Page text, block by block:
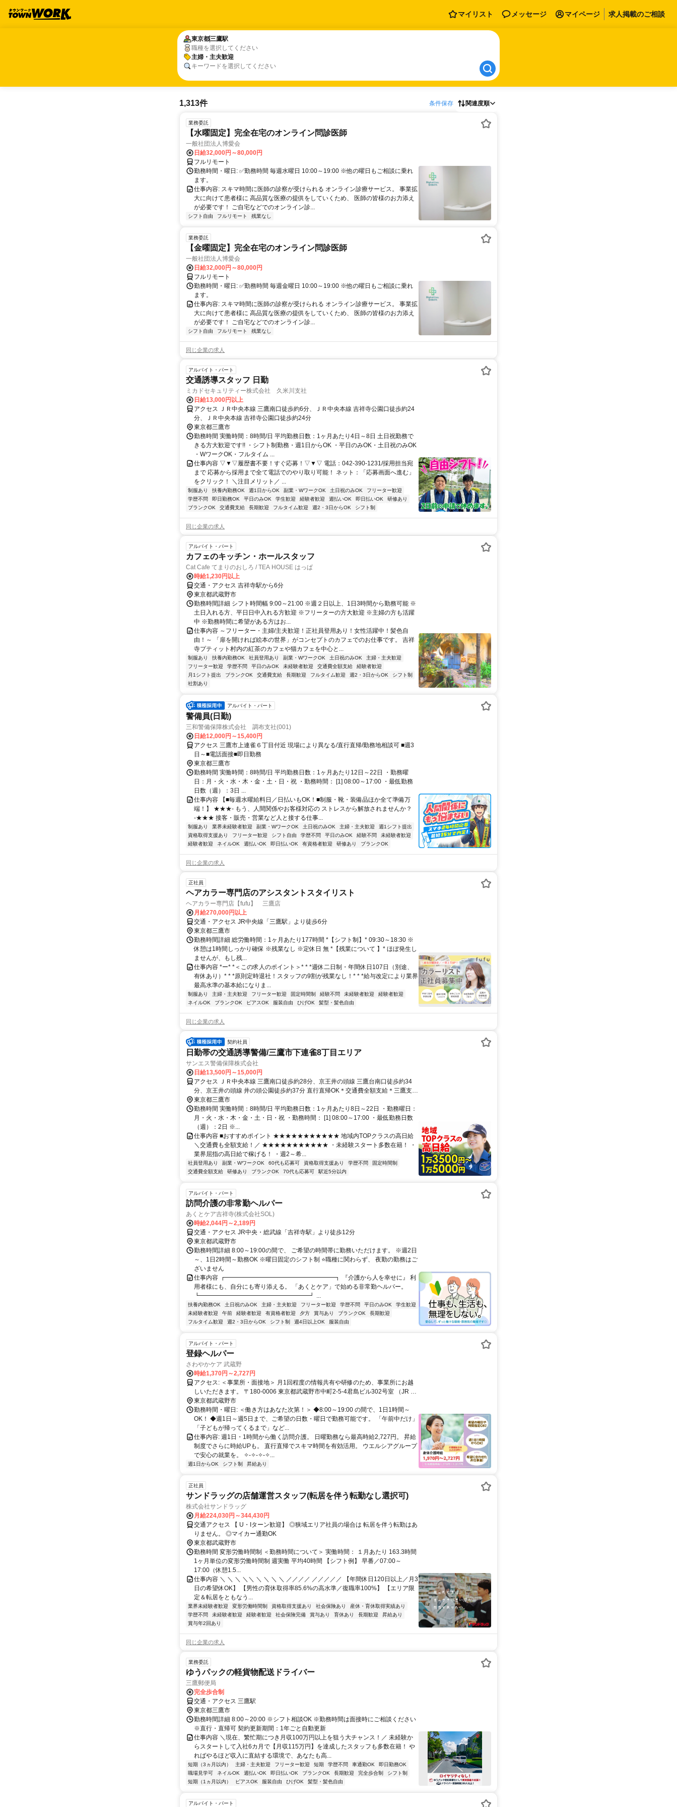
マイリスト メッセージ マイページ 求人掲載のご相談
東京都三鷹駅
職種を選択してください
主婦・主夫歓迎
キーワードを選択してください
東京都三鷹駅
主婦・主夫歓迎
1,313件 条件保存 関連度順
業務委託
【水曜固定】完全在宅のオンライン問診医師
一般社団法人博愛会
日給32,000円～80,000円
フルリモート
勤務時間・曜日: ✅勤務時間 毎週水曜日 10:00～19:00 ※他の曜日もご相談に乗れ
ます。
仕事内容: スキマ時間に医師の診察が受けられる オンライン診療サービス。 事業拡
大に向けて患者様に 高品質な医療の提供をしていくため、 医師の皆様のお力添え
が必要です！ ご自宅などでのオンライン診...
シフト自由 フルリモート 残業なし
業務委託
【金曜固定】完全在宅のオンライン問診医師
一般社団法人博愛会
日給32,000円～80,000円
フルリモート
勤務時間・曜日: ✅勤務時間 毎週金曜日 10:00～19:00 ※他の曜日もご相談に乗れ
ます。
仕事内容: スキマ時間に医師の診察が受けられる オンライン診療サービス。 事業拡
大に向けて患者様に 高品質な医療の提供をしていくため、 医師の皆様のお力添え
が必要です！ ご自宅などでのオンライン診...
シフト自由 フルリモート 残業なし
同じ企業の求人
アルバイト・パート
交通誘導スタッフ 日勤
ミカドセキュリティー株式会社 久米川支社
日給13,000円以上
アクセス ＪＲ中央本線 三鷹南口徒歩約6分、ＪＲ中央本線 吉祥寺公園口徒歩約24
分、ＪＲ中央本線 吉祥寺公園口徒歩約24分
東京都三鷹市
勤務時間 実働時間：8時間/日 平均勤務日数：1ヶ月あたり4日～8日 土日祝勤務で
きる方大歓迎です!! ・シフト制勤務・週1日からOK ・平日のみOK・土日祝のみOK
・WワークOK・フルタイム ...
仕事内容 ▽▼▽履歴書不要！すぐ応募！▽▼▽ 電話：042-390-1231/採用担当宛
まで 応募から採用まで全て電話でのやり取り可能！ ネット：「応募画面へ進む」
をクリック！ ＼注目メリット／ ...
制服あり 扶養内勤務OK 週1日からOK 副業・WワークOK 土日祝のみOK
フリーター歓迎
学歴不問
即日勤務OK 平日のみOK 学生歓迎 経験者歓迎 週払いOK 即日払いOK
研修あり
ブランクOK
交通費支給 長期歓迎 フルタイム歓迎 週2・3日からOK シフト制
同じ企業の求人
アルバイト・パート
カフェのキッチン・ホールスタッフ
Cat Cafe てまりのおしろ / TEA HOUSE はっぱ
時給1,230円以上
交通・アクセス 吉祥寺駅から6分
東京都武蔵野市
勤務時間詳細 シフト時間幅 9:00～21:00 ※週２日以上、1日3時間から勤務可能 ※
土日入れる方、平日日中入れる方歓迎 ※フリーターの方大歓迎 ※主婦の方も活躍
中 ※勤務時間に希望がある方はお...
仕事内容 ～フリーター・主婦/主夫歓迎！正社員登用あり！女性活躍中！髪色自
由！～ 「扉を開ければ絵本の世界」がコンセプトのカフェでのお仕事です。 吉祥
寺プティット村内の紅茶のカフェや猫カフェを中心と...
制服あり 扶養内勤務OK 社員登用あり 副業・WワークOK 土日祝のみOK
主婦・主夫歓迎
フリーター歓迎
学歴不問 平日のみOK 未経験者歓迎 交通費全額支給
経験者歓迎
月1シフト提出
ブランクOK 交通費支給 長期歓迎 フルタイム歓迎 週2・3日からOK
シフト制
社割あり
アルバイト・パート
警備員(日勤)
三和警備保障株式会社 調布支社(001)
日給12,000円～15,400円
アクセス 三鷹市上連雀６丁目付近 現場により異なる/直行直帰/勤務地相談可 ■週3
日～■電話面接■即日勤務
東京都三鷹市
勤務時間 実働時間：8時間/日 平均勤務日数：1ヶ月あたり12日～22日 ・勤務曜
日：月・火・水・木・金・土・日・祝 ・勤務時間： [1] 08:00～17:00 ・最低勤務
日数（週）：3日 ...
仕事内容 【■毎週水曜給料日／日払いもOK！■制服・靴・装備品ほか全て準備万
端！】 ★★★- もう、人間関係やお客様対応の ストレスから解放されませんか？
-★★★ 接客・販売・営業など人と接する仕事...
制服あり 業界未経験者歓迎 副業・WワークOK 土日祝のみOK 主婦・主夫歓迎
週1シフト提出
資格取得支援あり
フリーター歓迎 シフト自由 学歴不問 平日のみOK 経験不問
未経験者歓迎
経験者歓迎
ネイルOK 週払いOK 即日払いOK 有資格者歓迎 研修あり ブランクOK
同じ企業の求人
正社員
ヘアカラー専門店のアシスタントスタイリスト
ヘアカラー専門店【fufu】 三鷹店
月給270,000円以上
交通・アクセス JR中央線「三鷹駅」より徒歩6分
東京都三鷹市
勤務時間詳細 総労働時間：1ヶ月あたり177時間 *【シフト制】* 09:30～18:30 ※
休憩は1時間しっかり確保 ※残業なし ※定休日 無 *【残業について 】* ほぼ発生し
ませんが、もし残...
仕事内容 *ー* *＜この求人のポイント＞* * *週休二日制・年間休日107日（別途、
有休あり）* * *原則定時退社！スタッフの9割が残業なし！* * *給与改定により業界
最高水準の基本給になりま...
制服あり 主婦・主夫歓迎 フリーター歓迎 固定時間制 経験不問 未経験者歓迎
経験者歓迎
ネイルOK
ブランクOK ピアスOK 服装自由 ひげOK 髪型・髪色自由
同じ企業の求人
契約社員
日勤帯の交通誘導警備/三鷹市下連雀8丁目エリア
サンエス警備保障株式会社
日給13,500円～15,000円
アクセス ＪＲ中央本線 三鷹南口徒歩約28分、京王井の頭線 三鷹台南口徒歩約34
分、京王井の頭線 井の頭公園徒歩約37分 直行直帰OK＊交通費全額支給＊三鷹支社
（「三鷹駅」北口より徒歩3分程度）※支社が複数ある為、自宅の最寄りなどお近
くの支社での面接OK！
東京都三鷹市
勤務時間 実働時間：8時間/日 平均勤務日数：1ヶ月あたり8日～22日 ・勤務曜日：
月・火・水・木・金・土・日・祝 ・勤務時間： [1] 08:00～17:00 ・最低勤務日数
（週）：2日 ※...
仕事内容 ■おすすめポイント ★★★★★★★★★★★ 地域内TOPクラスの高日給
＼交通費も全額支給！／ ★★★★★★★★★★★ ・未経験スタート多数在籍！ ・
業界屈指の高日給で稼げる！ ・週2～希...
社員登用あり 副業・WワークOK 60代も応募可 資格取得支援あり 学歴不問
固定時間制
交通費全額支給
研修あり ブランクOK 70代も応募可 駅近5分以内
アルバイト・パート
訪問介護の非常勤ヘルパー
あくとケア吉祥寺(株式会社SOL)
時給2,044円～2,189円
交通・アクセス JR中央・総武線「吉祥寺駅」より徒歩12分
東京都武蔵野市
勤務時間詳細 8:00～19:00の間で、 ご希望の時間帯に勤務いただけます。 ※週2日
～、1日2時間～勤務OK ※曜日固定のシフト制 ⭐職種に関わらず、 夜勤の勤務はご
ざいません
仕事内容 ┏━━━━━━━━━━━━━━━━━━┓ 『介護から人を幸せに』 利
用者様にも、自分にも寄り添える。 「あくとケア」で始める非常勤ヘルパー。
┗━━━━━━━━━━━━━━━━━━┛ ...
扶養内勤務OK 土日祝のみOK 主婦・主夫歓迎 フリーター歓迎 学歴不問 平日のみOK
学生歓迎
未経験者歓迎
午前 経験者歓迎 有資格者歓迎 夕方 賞与あり ブランクOK
長期歓迎
フルタイム歓迎
週2・3日からOK シフト制 週4日以上OK 服装自由
アルバイト・パート
登録ヘルパー
さわやかケア 武蔵野
時給1,370円～2,727円
アクセス: ＜事業所・面接地＞ 月1回程度の情報共有や研修のため、事業所にお越
しいただきます。 〒180-0006 東京都武蔵野市中町2-5-4君島ビル302号室 （JR 中
央線「三鷹駅」北口より徒歩6分）
東京都武蔵野市
勤務時間・曜日: ＜働き方はあなた次第！＞ ◆8:00～19:00 の間で、1日1時間～
OK！ ◆週1日～週5日まで、ご希望の日数・曜日で勤務可能です。 「午前中だけ」
「子どもが帰ってくるまで」など...
仕事内容: 週1日・1時間から働く訪問介護。 日曜勤務なら最高時給2,727円。 昇給
制度でさらに時給UPも。 直行直帰でスキマ時間を有効活用。 ウエルシアグループ
で安心の就業を。 ✧-✧-✧-✧...
週1日からOK シフト制 昇給あり
正社員
サンドラッグの店舗運営スタッフ(転居を伴う転勤なし選択可)
株式会社サンドラッグ
月給224,030円～344,430円
交通アクセス 【 U・Iターン歓迎】 ◎狭域エリア社員の場合は 転居を伴う転勤はあ
りません。 ◎マイカー通勤OK
東京都武蔵野市
勤務時間 変形労働時間制 ＜勤務時間について＞ 実働時間： １月あたり 163.3時間
1ヶ月単位の変形労働時間制 週実働 平均40時間 【シフト例】 早番／07:00～
17:00（休憩1.5...
仕事内容 ＼ ＼ ＼ ＼＼ ＼ ＼ ＼ ＼ ／／／／ ／／／／／ 【年間休日120日以上／月3
日の希望休OK】 【男性の育休取得率85.6%の高水準／復職率100%】 【エリア限
定＆転居をともなう...
業界未経験者歓迎 変形労働時間制 資格取得支援あり 社会保険あり
産休・育休取得実績あり
学歴不問
未経験者歓迎 経験者歓迎 社会保険完備 賞与あり 育休あり 長期歓迎
昇給あり
賞与年2回あり
同じ企業の求人
業務委託
ゆうパックの軽貨物配送ドライバー
三鷹郵便局
完全歩合制
交通・アクセス 三鷹駅
東京都三鷹市
勤務時間詳細 8:00～20:00 ※シフト相談OK ※勤務時間は面接時にご相談ください
※直行・直帰可 契約更新期間：1年ごと自動更新
仕事内容 ＼現在、繁忙期につき月収100万円以上を狙う大チャンス！／ 未経験か
らスタートして入社6カ月で【月収115万円】を達成したスタッフも多数在籍！ や
ればやるほど収入に直結する環境で、あなたも高...
短期（3ヵ月以内） 主婦・主夫歓迎 フリーター歓迎 短期 学歴不問 車通勤OK
即日勤務OK
職場見学可
ネイルOK 週払いOK 即日払いOK ブランクOK 長期歓迎 完全歩合制
シフト制
短期（1ヵ月以内）
ピアスOK 服装自由 ひげOK 髪型・髪色自由
アルバイト・パート